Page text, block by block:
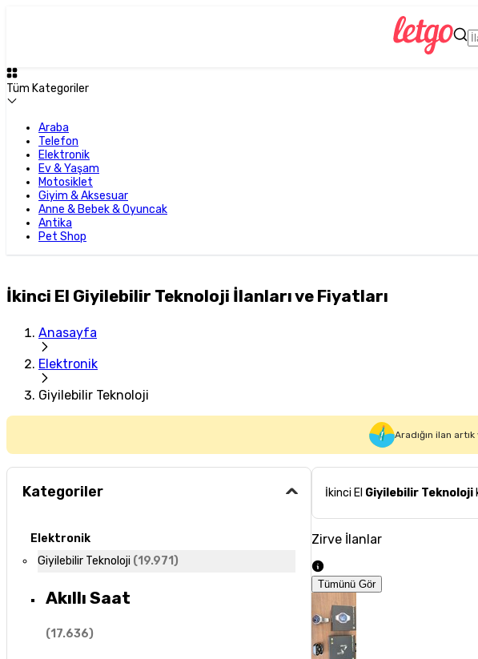
Tüm Kategoriler
Araba
Telefon
Elektronik
Ev & Yaşam
Motosiklet
Giyim & Aksesuar
Anne & Bebek & Oyuncak
Antika
Pet Shop
İkinci El Giyilebilir Teknoloji İlanları ve Fiyatları
Anasayfa
Elektronik
Giyilebilir Teknoloji
Aradığın ilan
Kategoriler
Elektronik
Giyilebilir Teknoloji (19.971)
Akıllı Saat
(17.636)
İkinci El Giyilebilir Teknoloji
Zirve İlanlar
Tümünü Gör